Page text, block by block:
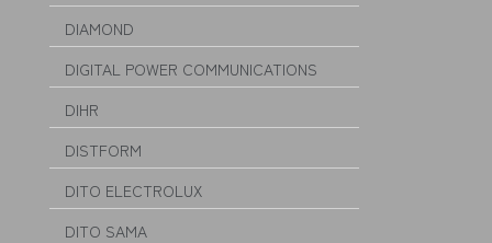
DIAMOND
DIGITAL POWER COMMUNICATIONS
DIHR
DISTFORM
DITO ELECTROLUX
DITO SAMA